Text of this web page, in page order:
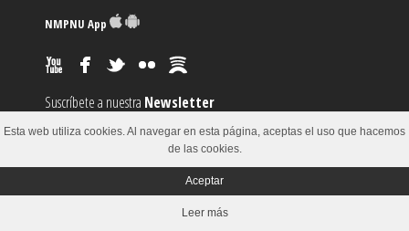
NMPNU App
Suscríbete a nuestra Newsletter
Suscríbete al canalRSS
© 2002-2018
Esta web utiliza cookies. Al navegar en esta página, aceptas el uso que hacemos
de las cookies.
Aceptar
Leer más